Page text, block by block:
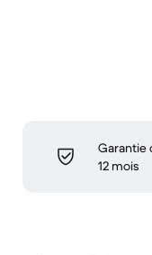
Garantie
12 mois